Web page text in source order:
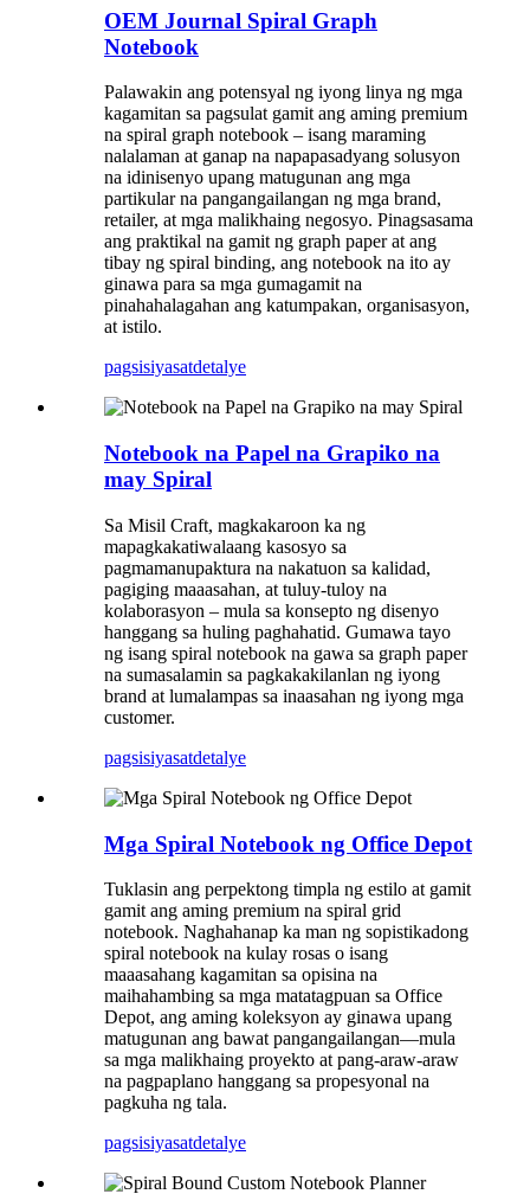
OEM Journal Spiral Graph
Notebook
Palawakin ang potensyal ng iyong linya ng mga
kagamitan sa pagsulat gamit ang aming premium
na spiral graph notebook – isang maraming
nalalaman at ganap na napapasadyang solusyon
na idinisenyo upang matugunan ang mga
partikular na pangangailangan ng mga brand,
retailer, at mga malikhaing negosyo. Pinagsasama
ang praktikal na gamit ng graph paper at ang
tibay ng spiral binding, ang notebook na ito ay
ginawa para sa mga gumagamit na
pinahahalagahan ang katumpakan, organisasyon,
at istilo.
pagsisiyasatdetalye
Notebook na Papel na Grapiko na
may Spiral
Sa Misil Craft, magkakaroon ka ng
mapagkakatiwalaang kasosyo sa
pagmamanupaktura na nakatuon sa kalidad,
pagiging maaasahan, at tuluy-tuloy na
kolaborasyon – mula sa konsepto ng disenyo
hanggang sa huling paghahatid. Gumawa tayo
ng isang spiral notebook na gawa sa graph paper
na sumasalamin sa pagkakakilanlan ng iyong
brand at lumalampas sa inaasahan ng iyong mga
customer.
pagsisiyasatdetalye
Mga Spiral Notebook ng Office Depot
Tuklasin ang perpektong timpla ng estilo at gamit
gamit ang aming premium na spiral grid
notebook. Naghahanap ka man ng sopistikadong
spiral notebook na kulay rosas o isang
maaasahang kagamitan sa opisina na
maihahambing sa mga matatagpuan sa Office
Depot, ang aming koleksyon ay ginawa upang
matugunan ang bawat pangangailangan—mula
sa mga malikhaing proyekto at pang-araw-araw
na pagpaplano hanggang sa propesyonal na
pagkuha ng tala.
pagsisiyasatdetalye